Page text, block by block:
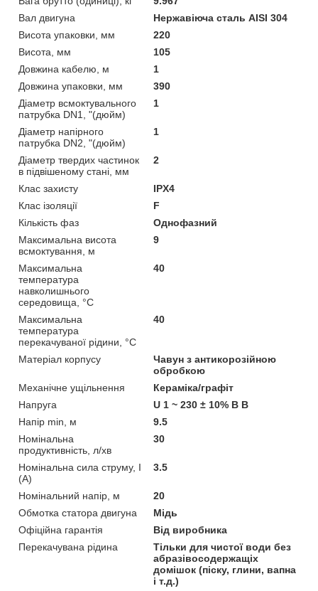
Вал двигуна
Нержавіюча сталь AISI 304
Висота упаковки, мм
220
Висота, мм
105
Довжина кабелю, м
1
Довжина упаковки, мм
390
Діаметр всмоктувального
патрубка DN1, "(дюйм)
1
Діаметр напірного
патрубка DN2, "(дюйм)
1
Діаметр твердих частинок
в підвішеному стані, мм
2
Клас захисту
IPX4
Клас ізоляції
F
Кількість фаз
Однофазний
Максимальна висота
всмоктування, м
9
Максимальна
температура
навколишнього
середовища, °C
40
Максимальна
температура
перекачуваної рідини, °C
40
Матеріал корпусу
Чавун з антикорозійною
обробкою
Механічне ущільнення
Кераміка/графіт
Напруга
U 1 ~ 230 ± 10% В В
Напір min, м
9.5
Номінальна
продуктивність, л/хв
30
Номінальна сила струму, I
(А)
3.5
Номінальний напір, м
20
Обмотка статора двигуна
Мідь
Офіційна гарантія
Від виробника
Перекачувана рідина
Тільки для чистої води без
абразівосодержащіх
домішок (піску, глини, вапна
і т.д.)